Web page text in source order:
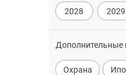
2028 2029
Дополнительные
Охрана